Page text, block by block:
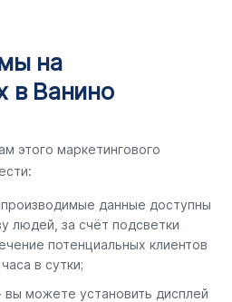
на
в Ванино
этого маркетингового
данные доступны
людей, за счёт подсветки
потенциальных клиентов
в сутки;
вы можете установить дисплей